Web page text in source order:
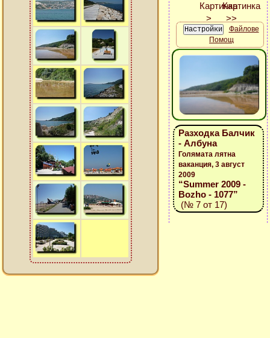
Файлове
Помощ
Разходка Балчик
- Албуна
Голямата лятна
ваканция, 3 август
2009
“Summer 2009 -
Bozho - 1077”
(№ 7 от 17)